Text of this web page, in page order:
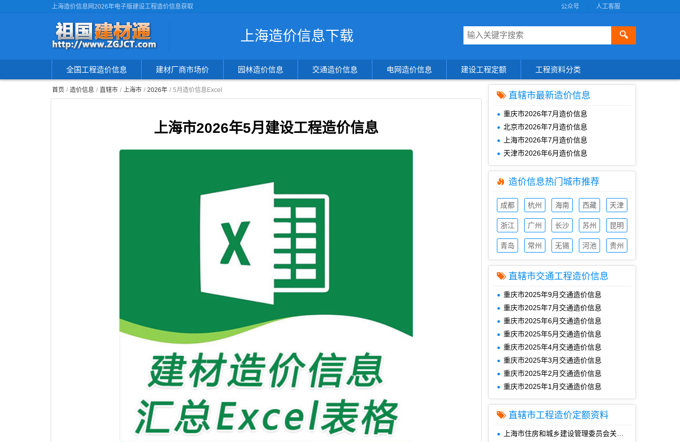
上海造价信息网2026年电子版建设工程造价信息获取 人工客服
公众号
上海造价信息下载 🔍
信
息
全国工程造价信息 建材厂商市场价 园林造价信息 交通造价信息 电网造价信息 建设工程定额 工程资料分类
首页 造价信息 直辖市 上海市 2026年 5月造价信息Excel
上海市2026年5月建设工程造价信息
直辖市最新造价信息
重庆市2026年7月造价信息
北京市2026年7月造价信息
上海市2026年7月造价信息
天津市2026年6月造价信息
造价信息热门城市推荐
成都
信息
杭州
信息
海南
信息
西藏
信息
天津
信息
浙江
信息
广州
信息
长沙
信息
苏州
信息
昆明
信息
青岛
信息
常州
信息
无锡
信息
河池
信息
贵州
信息
直辖市交通工程造价信息
重庆市2025年9月交通造价信息
重庆市2025年7月交通造价信息
重庆市2025年6月交通造价信息
重庆市2025年5月交通造价信息
重庆市2025年4月交通造价信息
重庆市2025年3月交通造价信息
重庆市2025年2月交通造价信息
重庆市2025年1月交通造价信息
直辖市工程造价定额资料
上海市住房和城乡建设管理委员会关于修订印发《上海市建设项目工程总承包招标评标办法》的通知(沪建规范〔2024〕6号)